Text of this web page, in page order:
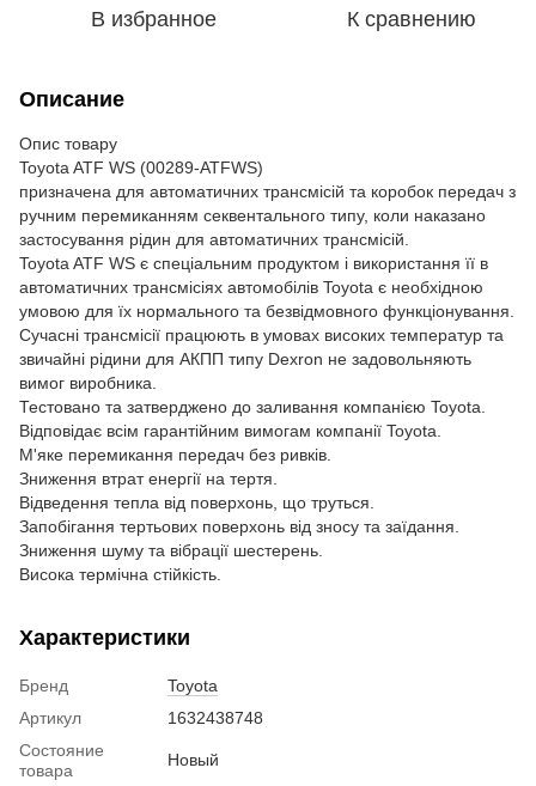
В избранное К сравнению
Описание
Опис товару
Toyota ATF WS (00289-ATFWS)
призначена для автоматичних трансмісій та коробок передач з
ручним перемиканням секвентального типу, коли наказано
застосування рідин для автоматичних трансмісій.
Toyota ATF WS є спеціальним продуктом і використання її в
автоматичних трансмісіях автомобілів Toyota є необхідною
умовою для їх нормального та безвідмовного функціонування.
Сучасні трансмісії працюють в умовах високих температур та
звичайні рідини для АКПП типу Dexron не задовольняють
вимог виробника.
Тестовано та затверджено до заливання компанією Toyota.
Відповідає всім гарантійним вимогам компанії Toyota.
М'яке перемикання передач без ривків.
Зниження втрат енергії на тертя.
Відведення тепла від поверхонь, що труться.
Запобігання тертьових поверхонь від зносу та заїдання.
Зниження шуму та вібрації шестерень.
Висока термічна стійкість.
Характеристики
Бренд
Toyota
Артикул
1632438748
Состояние
товара
Новый